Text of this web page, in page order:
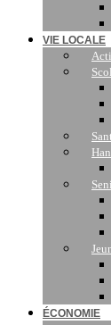
VIE LOCALE
ÉCONOMIE